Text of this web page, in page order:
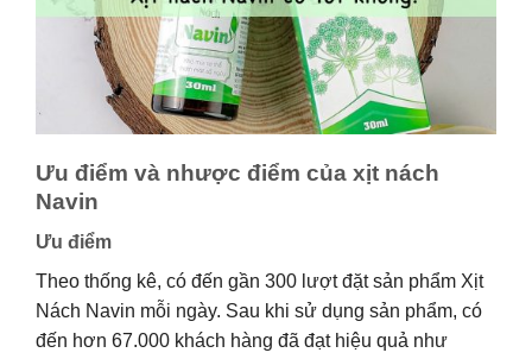
Ưu điểm và nhược điểm của xịt nách
Navin
Ưu điểm
Theo thống kê, có đến gần 300 lượt đặt sản phẩm Xịt
Nách Navin mỗi ngày. Sau khi sử dụng sản phẩm, có
đến hơn 67.000 khách hàng đã đạt hiệu quả như